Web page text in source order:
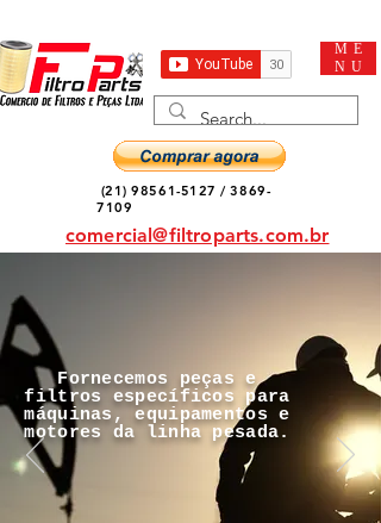
ME
NU
(21) 98561-5127 /3869-
7109
comercial@filtroparts.com.br
Fornecemos peças e
filtros específicos para
máquinas, equipamentos e
motores da linha pesada.